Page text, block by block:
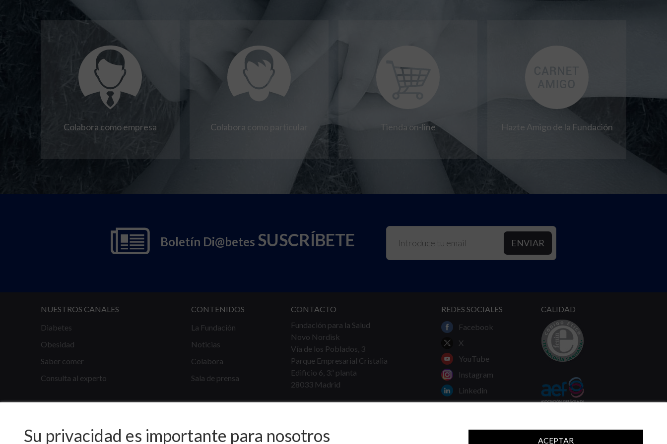
Su privacidad es importante para nosotros ACEPTAR
Colabora como empresa Colabora como particular Tienda on-line Hazte Amigo de la Fundación
Boletín Di@betes SUSCRÍBETE
NUESTROS CANALES
Diabetes
Obesidad
Saber comer
Consulta al experto
CONTENIDOS
La Fundación
Noticias
Colabora
Sala de prensa
CONTACTO
Fundación para la Salud
Novo Nordisk
Vía de los Poblados, 3
Parque Empresarial Cristalia
Edificio 6, 3.ª planta
28033 Madrid
REDES SOCIALES
Facebook
X
YouTube
Instagram
Linkedin
CALIDAD